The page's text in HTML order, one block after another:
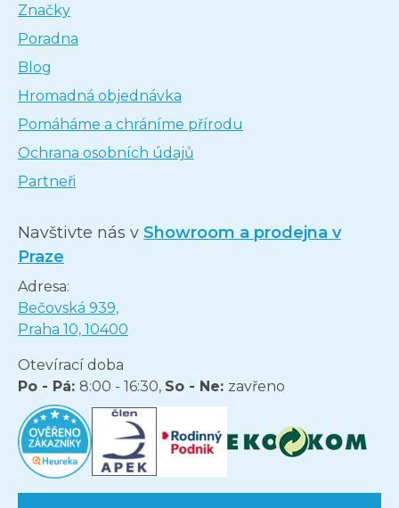
Značky
Poradna
Blog
Hromadná objednávka
Pomáháme a chráníme přírodu
Ochrana osobních údajů
Partneři
Navštivte nás v Showroom a prodejna v
Praze
Adresa:
Bečovská 939,
Praha 10, 10400
Otevírací doba
Po - Pá: 8:00 - 16:30, So - Ne: zavřeno